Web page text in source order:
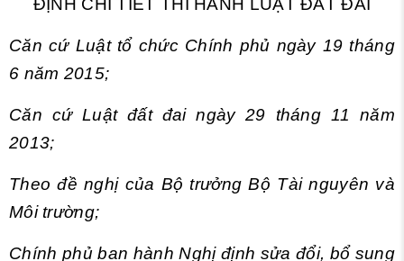
ĐỊNH CHI TIẾT THI HÀNH LUẬT ĐẤT ĐAI
Căn cứ Luật tổ chức Chính phủ ngày 19 tháng
6 năm 2015;
Căn cứ Luật đất đai ngày 29 tháng 11 năm
2013;
Theo đề nghị của Bộ trưởng Bộ Tài nguyên và
Môi trường;
Chính phủ ban hành Nghị định sửa đổi, bổ sung